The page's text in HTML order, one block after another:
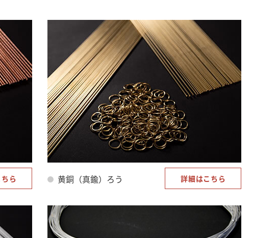
ら 黄銅（真鍮）ろう 詳細はこちら